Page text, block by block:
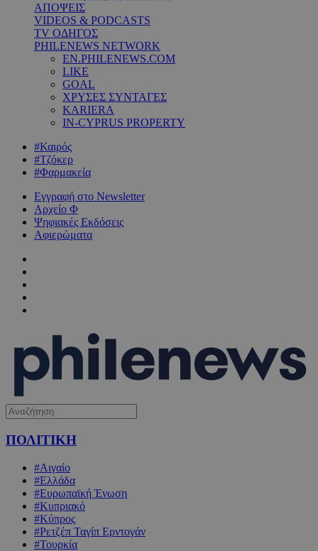
ΑΠΟΨΕΙΣ
VIDEOS & PODCASTS
TV ΟΔΗΓΟΣ
PHILENEWS NETWORK
EN.PHILENEWS.COM
LIKE
GOAL
ΧΡΥΣΕΣ ΣΥΝΤΑΓΕΣ
KARIERA
IN-CYPRUS PROPERTY
#Καιρός
#Τζόκερ
#Φαρμακεία
Εγγραφή στο Newsletter
Αρχείο Φ
Ψηφιακές Εκδόσεις
Αφιερώματα
ΠΟΛΙΤΙΚΗ
#Αιγαίο
#Ελλάδα
#Ευρωπαϊκή Ένωση
#Κυπριακό
#Κύπρος
#Ρετζέπ Ταγίπ Ερντογάν
#Τουρκία